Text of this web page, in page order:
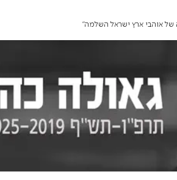
של אוהבי ארץ ישראל השלמה"